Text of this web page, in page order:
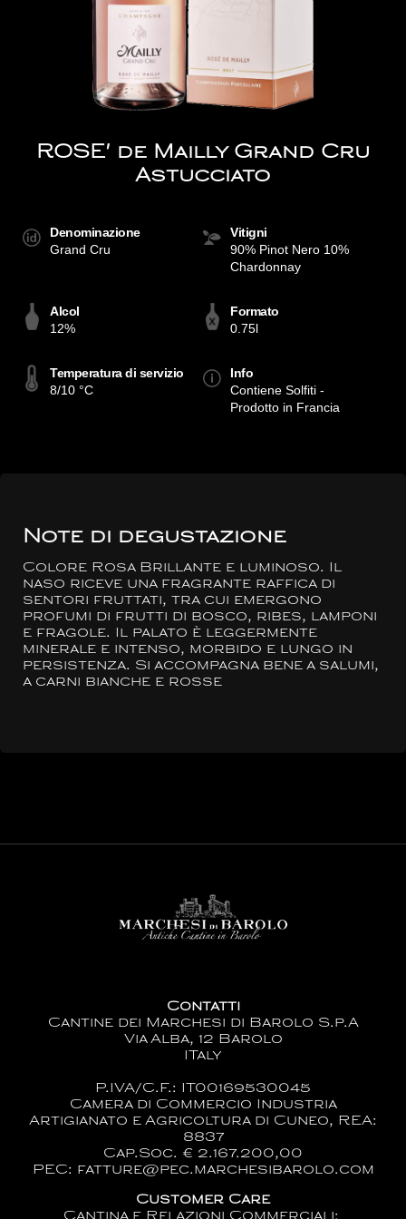
ROSE' de Mailly Grand Cru
Astucciato
Denominazione
Grand Cru
Vitigni
90% Pinot Nero 10%
Chardonnay
Alcol
12%
Formato
0.75l
Temperatura di servizio
8/10 °C
Info
Contiene Solfiti -
Prodotto in Francia
Note di degustazione
Colore Rosa Brillante e luminoso. Il
naso riceve una fragrante raffica di
sentori fruttati, tra cui emergono
profumi di frutti di bosco, ribes, lamponi
e fragole. Il palato è leggermente
minerale e intenso, morbido e lungo in
persistenza. Si accompagna bene a salumi,
a carni bianche e rosse
Contatti
Cantine dei Marchesi di Barolo S.p.A
Via Alba, 12 Barolo
ITaly
P.IVA/C.F.: IT00169530045
Camera di Commercio Industria
Artigianato e Agricoltura di Cuneo, REA:
8837
Cap.Soc. € 2.167.200,00
PEC: fatture@pec.marchesibarolo.com
Customer Care
Cantina e Relazioni Commerciali: